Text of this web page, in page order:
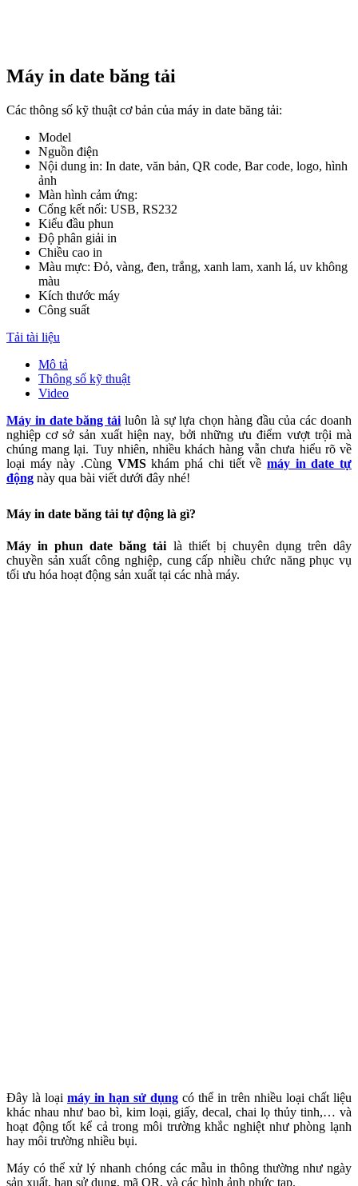
Máy in date băng tải
Các thông số kỹ thuật cơ bản của máy in date băng tải:
Model
Nguồn điện
Nội dung in: In date, văn bản, QR code, Bar code, logo, hình
ảnh
Màn hình cảm ứng:
Cổng kết nối: USB, RS232
Kiểu đầu phun
Độ phân giải in
Chiều cao in
Màu mực: Đỏ, vàng, đen, trắng, xanh lam, xanh lá, uv không
màu
Kích thước máy
Công suất
Tải tài liệu
Mô tả
Thông số kỹ thuật
Video
Máy in date băng tải luôn là sự lựa chọn hàng đầu của các doanh
nghiệp cơ sở sản xuất hiện nay, bởi những ưu điểm vượt trội mà
chúng mang lại. Tuy nhiên, nhiều khách hàng vẫn chưa hiểu rõ về
loại máy này .Cùng VMSkhám phá chi tiết về máy in date tự
động này qua bài viết dưới đây nhé!
Máy in date băng tải tự động là gì?
Máy in phun date băng tải là thiết bị chuyên dụng trên dây
chuyền sản xuất công nghiệp, cung cấp nhiều chức năng phục vụ
tối ưu hóa hoạt động sản xuất tại các nhà máy.
Đây là loại máy in hạn sử dụng có thể in trên nhiều loại chất liệu
khác nhau như bao bì, kim loại, giấy, decal, chai lọ thủy tinh,… và
hoạt động tốt kể cả trong môi trường khắc nghiệt như phòng lạnh
hay môi trường nhiều bụi.
Máy có thể xử lý nhanh chóng các mẫu in thông thường như ngày
sản xuất, hạn sử dụng, mã QR, và các hình ảnh phức tạp.